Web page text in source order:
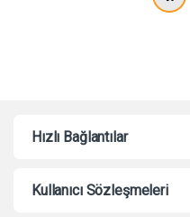
Hızlı Bağlantılar
Kullanıcı Sözleşmeleri